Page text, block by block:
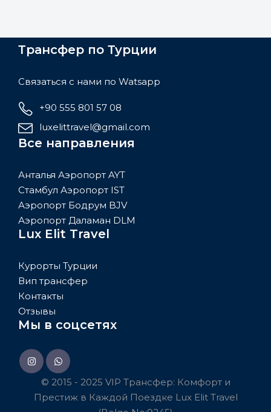
Трансфер по Турции
Связаться с нами по Watsapp
+90 555 801 57 08
luxelittravel@gmail.com
Все направления
Анталья Аэропорт AYT
Стамбул Аэропорт IST
Аэропорт Бодрум BJV
Аэропорт Даламан DLM
Lux Elit Travel
Курорты Турции
Вип трансфер
Контакты
Отзывы
Мы в соцсетях
© 2015 - 2025 VIP Трансфер: Комфорт и
Престиж в Каждой Поездке Lux Elit Travel